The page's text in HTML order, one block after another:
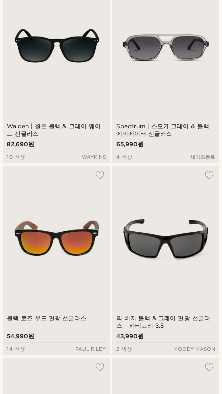
Walden | 월든 블랙 & 그레이 웨이
드 선글라스
82,690원
10 색상 WAYKINS
Spectrum | 스모키 그레이 & 블랙
에비에이터 선글라스
65,990원
4 색상 세이즈몬트
블랙 로즈 우드 편광 선글라스
54,990원
14 색상 PAUL RILEY
믹 버지 블랙 & 그레이 편광 선글라
스 – 카테고리 3.5
43,990원
2 색상 MOODY MASON